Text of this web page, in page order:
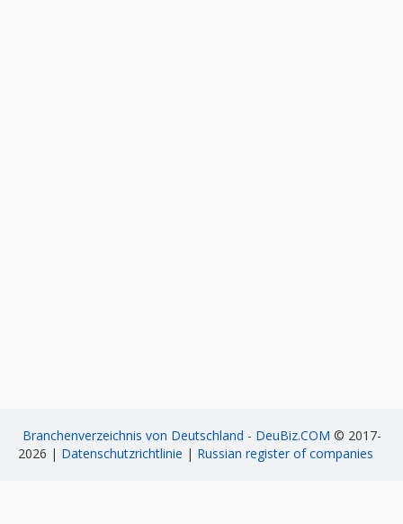
Branchenverzeichnis von Deutschland - DeuBiz.COM © 2017-
2026 | Datenschutzrichtlinie | Russian register of companies